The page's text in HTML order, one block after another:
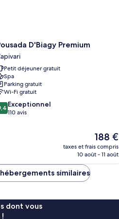
D'Biagy Premium
Petit déjeuner gratuit
Spa
Parking gratuit
Wi-Fi gratuit
Exceptionnel
110 avis
Le
nouveau
prix
188 €
taxes et frais compris
10 août - 11 août
similaires
dont vous